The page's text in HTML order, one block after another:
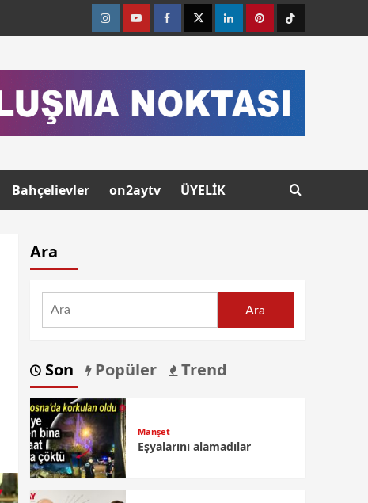
Bahçelievler on2aytv ÜYELİK
Ara
Ara
Son Popüler Trend
Manşet
Eşyalarını alamadılar